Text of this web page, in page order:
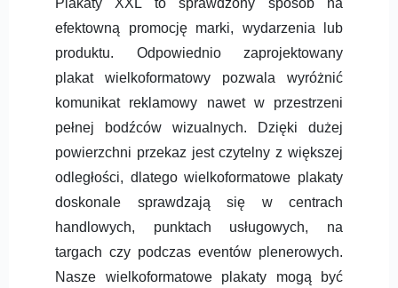
Plakaty XXL to sprawdzony sposób na
efektowną promocję marki, wydarzenia lub
produktu. Odpowiednio zaprojektowany
plakat wielkoformatowy pozwala wyróżnić
komunikat reklamowy nawet w przestrzeni
pełnej bodźców wizualnych. Dzięki dużej
powierzchni przekaz jest czytelny z większej
odległości, dlatego wielkoformatowe plakaty
doskonale sprawdzają się w centrach
handlowych, punktach usługowych, na
targach czy podczas eventów plenerowych.
Nasze wielkoformatowe plakaty mogą być